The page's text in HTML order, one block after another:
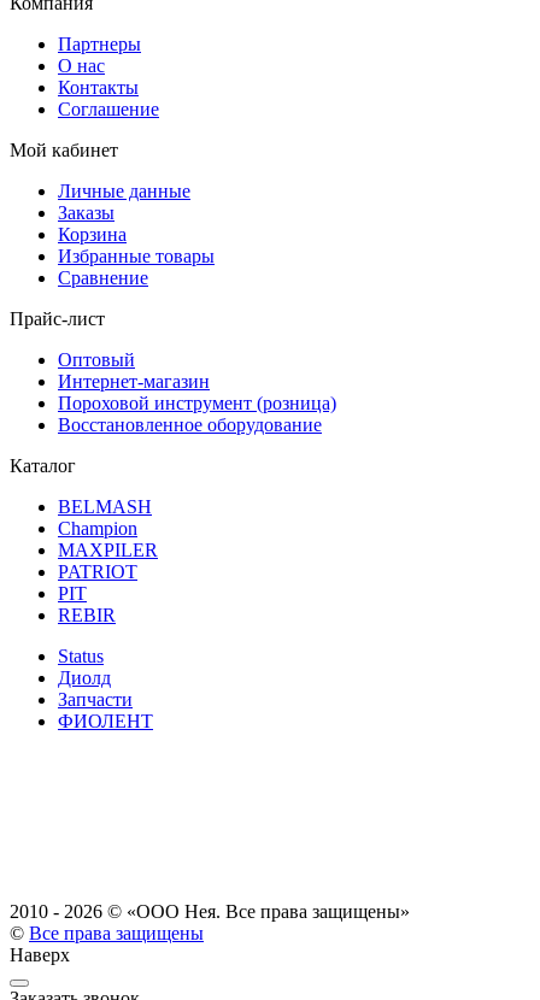
Партнеры
О нас
Контакты
Соглашение
Мой кабинет
Личные данные
Заказы
Корзина
Избранные товары
Сравнение
Прайс-лист
Оптовый
Интернет-магазин
Пороховой инструмент (розница)
Восстановленное оборудование
Каталог
BELMASH
Champion
MAXPILER
PATRIOT
PIT
REBIR
Status
Диолд
Запчасти
ФИОЛЕНТ
2010 - 2026 © «ООО Нея. Все права защищены»
© Все права защищены
Наверх